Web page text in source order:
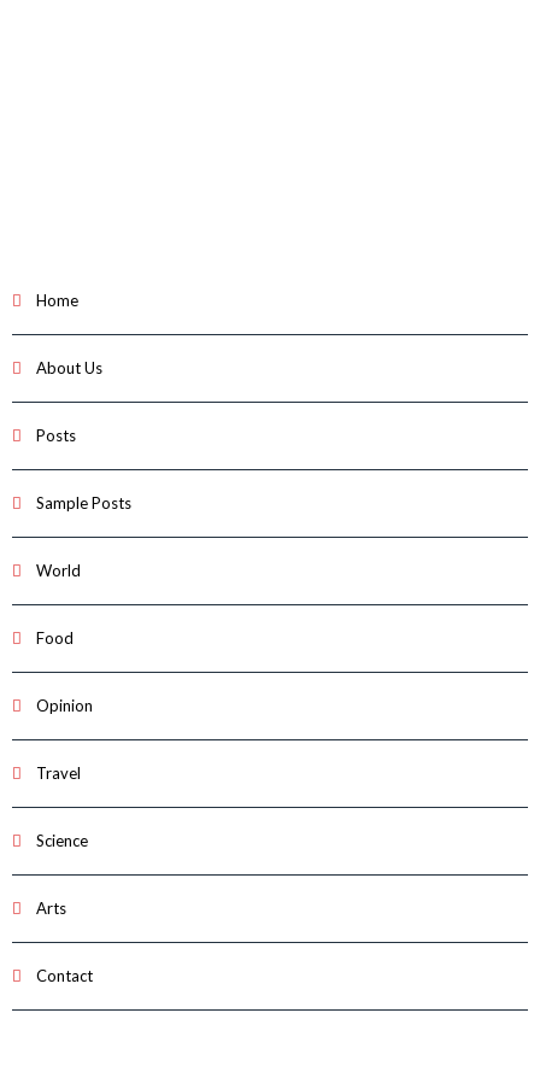
Home
About Us
Posts
Sample Posts
World
Food
Opinion
Travel
Science
Arts
Contact